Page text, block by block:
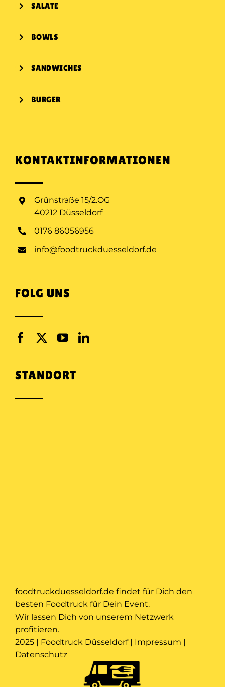
SALATE
BOWLS
SANDWICHES
BURGER
KONTAKTINFORMATIONEN
Grünstraße 15/2.OG
40212 Düsseldorf
0176 86056956
info@foodtruckduesseldorf.de
FOLG UNS
STANDORT
foodtruckduesseldorf.de findet für Dich den
besten Foodtruck für Dein Event.
Wir lassen Dich von unserem Netzwerk
profitieren.
2025 | Foodtruck Düsseldorf | Impressum |
Datenschutz